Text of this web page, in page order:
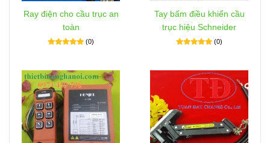
Ray điện cho cầu trục an
toàn
(0)
Tay bấm điều khiển cầu
trục hiệu Schneider
(0)